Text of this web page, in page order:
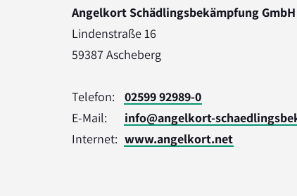
Angelkort Schädlingsbekämpfung GmbH
Lindenstraße 16
59387 Ascheberg
Telefon:
02599 92989-0
E-Mail:
info@angelkort-
Internet: www.angelkort.net